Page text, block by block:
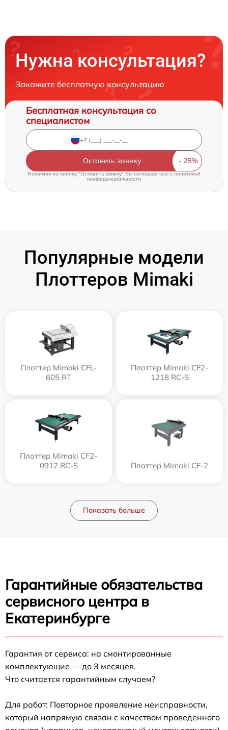
Нужна консультация?
Закажите бесплатную консультацию
Бесплатная консультация со
специалистом
Оставить заявку
Нажимая на кнопку "Оставить заявку" Вы соглашаетесь c политикой
конфиденциальности
Популярные модели
Плоттеров Mimaki
Плоттер Mimaki CFL-
605 RT
Плоттер Mimaki CF2-
1218 RC-S
Плоттер Mimaki CF2-
0912 RC-S
Плоттер Mimaki CF-2
Показать больше
Гарантийные обязательства
сервисного центра в
Екатеринбурге
Гарантия от сервиса: на смонтированные
комплектующие — до 3 месяцев.
Что считается гарантийным случаем?
Для работ: Повторное проявление неисправности,
который напрямую связан с качеством проведенного